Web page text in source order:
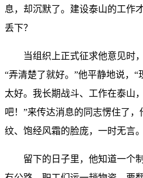
息，却沉默了。建设泰山的工作
丢下？
当组织上正式征求他意见时
“弄清楚了就好。”他平静地说，
太好。我长期战斗、工作在泰山
吧！”来传达消息的同志愣住了
纹、饱经风霜的脸庞，一时无言。
留下的日子里，他知道一